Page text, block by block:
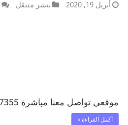
أبريل 19, 2020 بنشر متنقل
موقعي تواصل معنا مباشرة 99007355 تواصل معنا …
أكمل القراءة »